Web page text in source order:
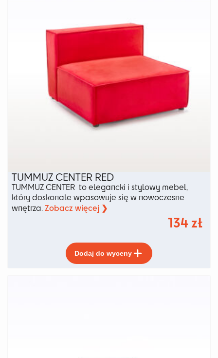
TUMMUZ CENTER RED
TUMMUZ CENTER to elegancki i stylowy mebel,
który doskonale wpasowuje się w nowoczesne
wnętrza. Zobacz więcej ❯
134zł
Dodaj do wyceny
produkt
ma